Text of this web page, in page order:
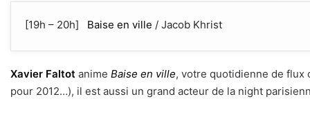
[19h – 20h] Baise en ville / Jacob Khrist
Xavier Faltot anime Baise en ville, votre quotidienne de
pour 2012…), il est aussi un grand acteur de la night